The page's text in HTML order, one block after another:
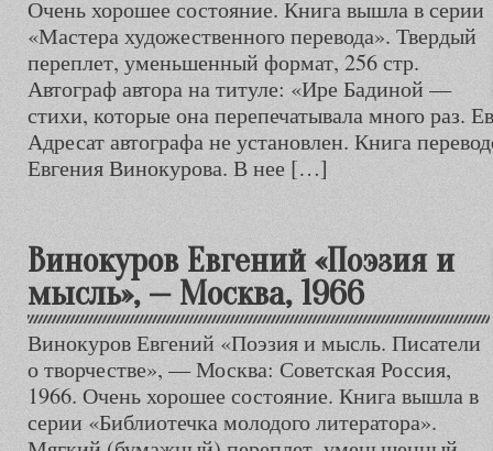
Очень хорошее состояние. Книга вышла в серии
«Мастера художественного перевода». Твердый
переплет, уменьшенный формат, 256 стр.
Автограф автора на титуле: «Ире Бадиной —
стихи, которые она перепечатывала много раз.
Адресат автографа не установлен. Книга
Евгения Винокурова. В нее […]
Винокуров Евгений «Поэзия и
мысль», — Москва, 1966
Винокуров Евгений «Поэзия и мысль. Писатели
о творчестве», — Москва: Советская Россия,
1966. Очень хорошее состояние. Книга вышла в
серии «Библиотечка молодого литератора».